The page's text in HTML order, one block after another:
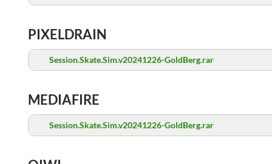
PIXELDRAIN
Session.Skate.Sim.v20241226-GoldBerg.rar
MEDIAFIRE
Session.Skate.Sim.v20241226-GoldBerg.rar